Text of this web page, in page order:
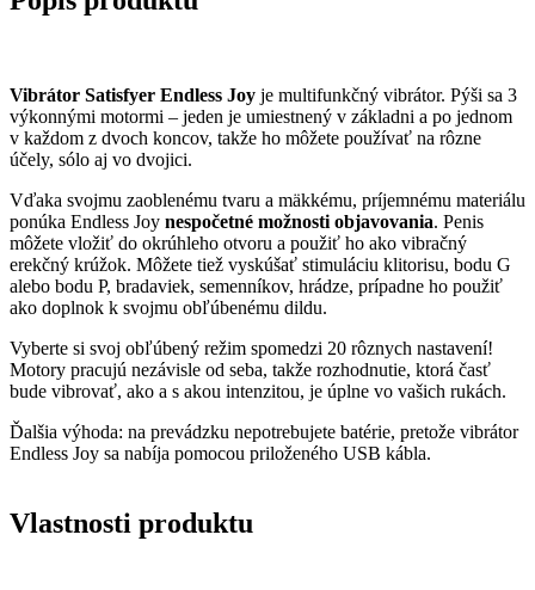
Vibrátor Satisfyer Endless Joy je multifunkčný vibrátor. Pýši sa 3
výkonnými motormi – jeden je umiestnený v základni a po jednom
v každom z dvoch koncov, takže ho môžete používať na rôzne
účely, sólo aj vo dvojici.
Vďaka svojmu zaoblenému tvaru a mäkkému, príjemnému materiálu
ponúka Endless Joy nespočetné možnosti objavovania. Penis
môžete vložiť do okrúhleho otvoru a použiť ho ako vibračný
erekčný krúžok. Môžete tiež vyskúšať stimuláciu klitorisu, bodu G
alebo bodu P, bradaviek, semenníkov, hrádze, prípadne ho použiť
ako doplnok k svojmu obľúbenému dildu.
Vyberte si svoj obľúbený režim spomedzi 20 rôznych nastavení!
Motory pracujú nezávisle od seba, takže rozhodnutie, ktorá časť
bude vibrovať, ako a s akou intenzitou, je úplne vo vašich rukách.
Ďalšia výhoda: na prevádzku nepotrebujete batérie, pretože vibrátor
Endless Joy sa nabíja pomocou priloženého USB kábla.
Vlastnosti produktu